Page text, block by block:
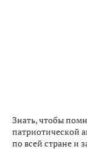
Знать, чтобы
патриотической
по всей стране и